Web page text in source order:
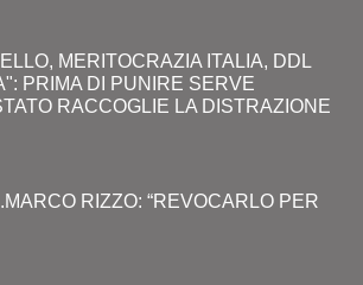
MERITOCRAZIA ITALIA, DDL
PRIMA DI PUNIRE SERVE
RACCOGLIE LA DISTRAZIONE
RIZZO: “REVOCARLO PER